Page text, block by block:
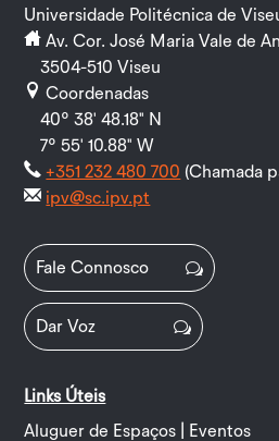
Universidade Politécnica de
Av. Cor. José Maria Vale de
3504-510 Viseu
Coordenadas
40º 38' 48.18" N
7º 55' 10.88" W
+351 232 480 700 (Chamada
ipv@sc.ipv.pt
Fale Connosco
Dar Voz
Links Úteis
Aluguer de Espaços | Eventos